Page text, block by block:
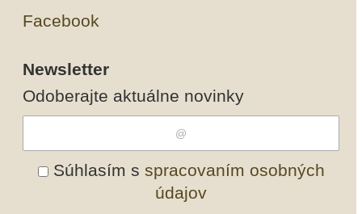
Facebook
Newsletter
Odoberajte aktuálne novinky
Súhlasím s spracovaním osobných
údajov